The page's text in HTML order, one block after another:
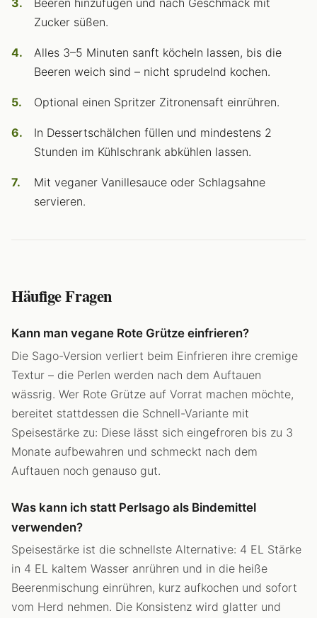
Zucker süßen.
Alles 3–5 Minuten sanft köcheln lassen, bis die
Beeren weich sind – nicht sprudelnd kochen.
Optional einen Spritzer Zitronensaft einrühren.
In Dessertschälchen füllen und mindestens 2
Stunden im Kühlschrank abkühlen lassen.
Mit veganer Vanillesauce oder Schlagsahne
servieren.
Häufige Fragen
Kann man vegane Rote Grütze einfrieren?
Die Sago-Version verliert beim Einfrieren ihre cremige
Textur – die Perlen werden nach dem Auftauen
wässrig. Wer Rote Grütze auf Vorrat machen möchte,
bereitet stattdessen die Schnell-Variante mit
Speisestärke zu: Diese lässt sich eingefroren bis zu 3
Monate aufbewahren und schmeckt nach dem
Auftauen noch genauso gut.
Was kann ich statt Perlsago als Bindemittel
verwenden?
Speisestärke ist die schnellste Alternative: 4 EL Stärke
in 4 EL kaltem Wasser anrühren und in die heiße
Beerenmischung einrühren, kurz aufkochen und sofort
vom Herd nehmen. Die Konsistenz wird glatter und